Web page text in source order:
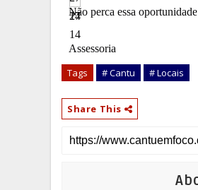
Não perca essa
Assessoria
Tags # Cantu # Locais
Share This